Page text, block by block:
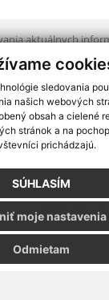
sledovania
našich webových
obsah a cielené
stránok a na
prichádzajú.
SÚHLASÍM
Odmietam
moje nastavenia
aktuálnych
ECHELON 2,
s.r.o.,domény,
s.r.o.,technický
aktualizácia:
|Vyhlásenie o